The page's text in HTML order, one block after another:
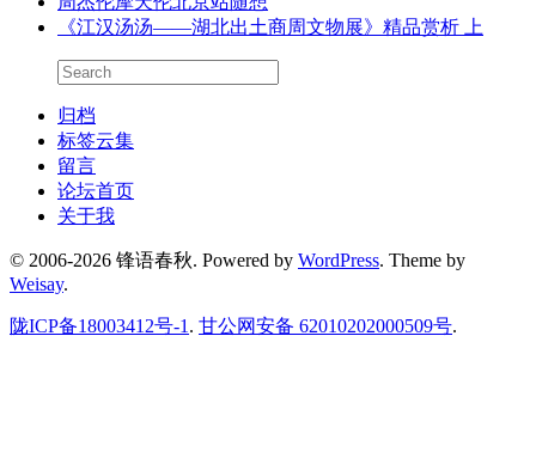
《江汉汤汤——湖北出土商周文物展》精品赏析 上
归档
标签云集
留言
论坛首页
关于我
© 2006-2026 锋语春秋. Powered by WordPress. Theme by
Weisay.
陇ICP备18003412号-1 . 甘公网安备 62010202000509号.